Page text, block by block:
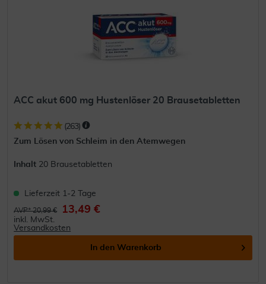
ACC akut 600 mg Hustenlöser 20 Brausetabletten
(263)
Zum Lösen von Schleim in den Atemwegen
Inhalt 20 Brausetabletten
Lieferzeit 1-2 Tage
AVP* 20,99 € 13,49 €
inkl. MwSt.
Versandkosten
In den Warenkorb